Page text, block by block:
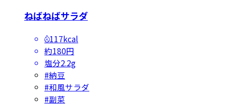
ねばねばサラダ
117kcal
約180円
塩分2.2g
#納豆
#和風サラダ
#副菜